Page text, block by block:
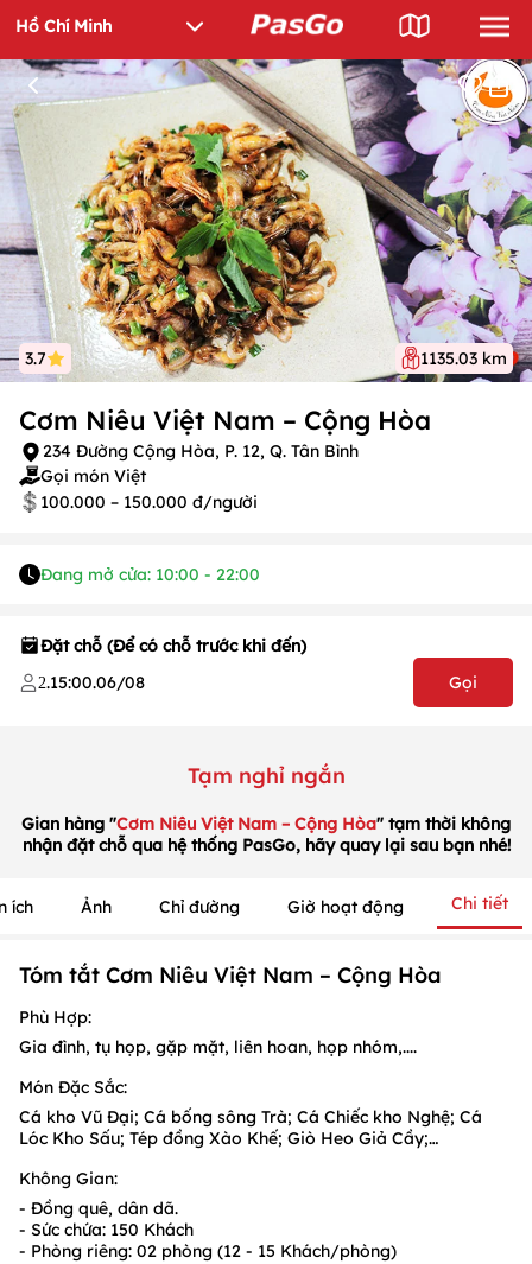
3.7 1135.03 km
Cơm Niêu Việt Nam – Cộng Hòa
234 Đường Cộng Hòa, P. 12, Q. Tân Bình
Gọi món Việt
100.000 – 150.000 đ/người
Đang mở cửa: 10:00 - 22:00
Đặt chỗ (Để có chỗ trước khi đến)
2.15:00.06/08 Gọi
Tạm nghỉ ngắn
Gian hàng "Cơm Niêu Việt Nam – Cộng Hòa" tạm thời không
nhận đặt chỗ qua hệ thống PasGo, hãy quay lại sau bạn nhé!
ích Ảnh Chỉ đường Giờ hoạt động Chi tiết
Tóm tắt Cơm Niêu Việt Nam – Cộng Hòa
Phù Hợp:
Gia đình, tụ họp, gặp mặt, liên hoan, họp nhóm,....
Món Đặc Sắc:
Cá kho Vũ Đại; Cá bống sông Trà; Cá Chiếc kho Nghệ; Cá
Lóc Kho Sấu; Tép đồng Xào Khế; Giò Heo Giả Cầy;…
Không Gian:
- Đồng quê, dân dã.
- Sức chứa: 150 Khách
- Phòng riêng: 02 phòng (12 - 15 Khách/phòng)